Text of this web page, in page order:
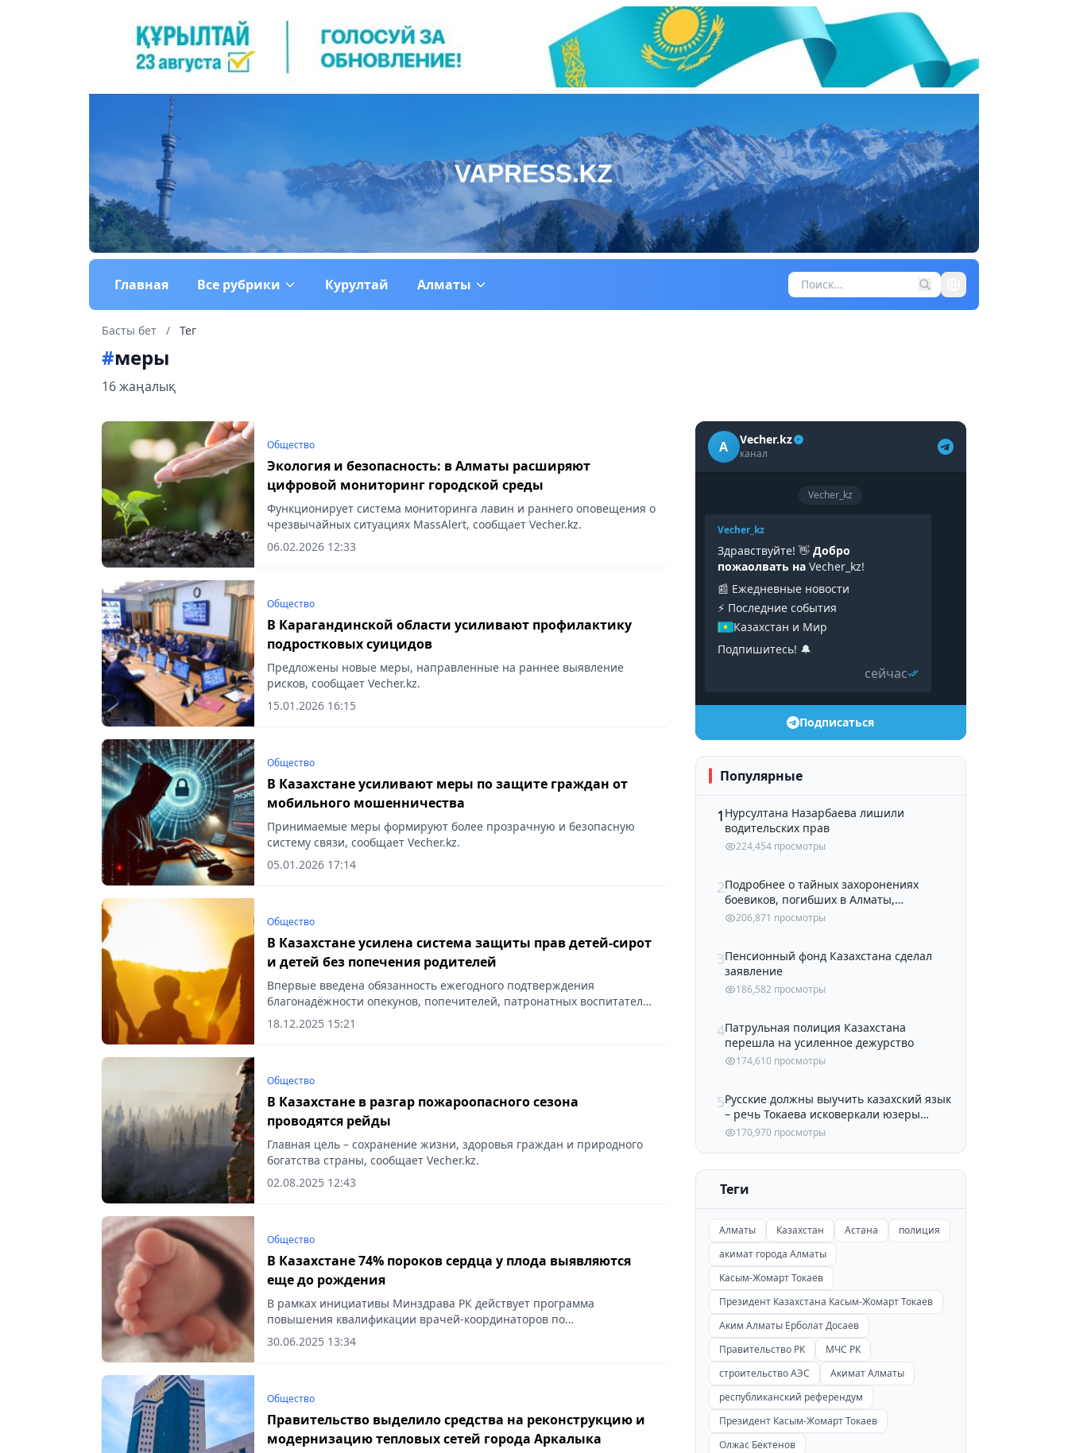
Главная Все рубрики Курултай Алматы
Басты бет / Тег
#меры
16 жаңалық
Общество
Экология и безопасность: в Алматы расширяют
цифровой мониторинг городской среды
Функционирует система мониторинга лавин и раннего оповещения о
чрезвычайных ситуациях MassAlert, сообщает Vecher.kz.
06.02.2026 12:33
Общество
В Карагандинской области усиливают профилактику
подростковых суицидов
Предложены новые меры, направленные на раннее выявление
рисков, сообщает Vecher.kz.
15.01.2026 16:15
Общество
В Казахстане усиливают меры по защите граждан от
мобильного мошенничества
Принимаемые меры формируют более прозрачную и безопасную
систему связи, сообщает Vecher.kz.
05.01.2026 17:14
Общество
В Казахстане усилена система защиты прав детей-сирот
и детей без попечения родителей
Впервые введена обязанность ежегодного подтверждения
благонадёжности опекунов, попечителей, патронатных воспитателей
и приёмных родителей, сообщает Vecher.kz.
18.12.2025 15:21
Общество
В Казахстане в разгар пожароопасного сезона
проводятся рейды
Главная цель – сохранение жизни, здоровья граждан и природного
богатства страны, сообщает Vecher.kz.
02.08.2025 12:43
Общество
В Казахстане 74% пороков сердца у плода выявляются
еще до рождения
В рамках инициативы Минздрава РК действует программа
повышения квалификации врачей-координаторов по
эхокардиографии плода из 20 регионов страны, сообщает Vecher.kz.
30.06.2025 13:34
Общество
Правительство выделило средства на реконструкцию и
модернизацию тепловых сетей города Аркалыка
A Vecher.kz
канал
Vecher_kz
Vecher_kz
Здравствуйте! 👋 Добро
пожаолвать наVecher_kz!
📰 Ежедневные новости
⚡️ Последние события
Казахстан и Мир
Подпишитесь! 🔔
сейчас
Подписаться
Популярные
1 Нурсултана Назарбаева лишили
водительских прав
224,454 просмотры
2Подробнее о тайных захоронениях
боевиков, погибших в Алматы,
рассказали в полиции
206,871 просмотры
3Пенсионный фонд Казахстана сделал
заявление
186,582 просмотры
4Патрульная полиция Казахстана
перешла на усиленное дежурство
174,610 просмотры
5Русские должны выучить казахский язык
– речь Токаева исковеркали юзеры
Казнета
170,970 просмотры
Теги
Алматы Казахстан Астана
полиция
акимат города Алматы
Касым-Жомарт Токаев
Президент Казахстана Касым-Жомарт Токаев
Аким Алматы Ерболат Досаев
Правительство РК
МЧС РК
строительство АЭС
Акимат Алматы
республиканский референдум
Президент Касым-Жомарт Токаев
Олжас Бектенов